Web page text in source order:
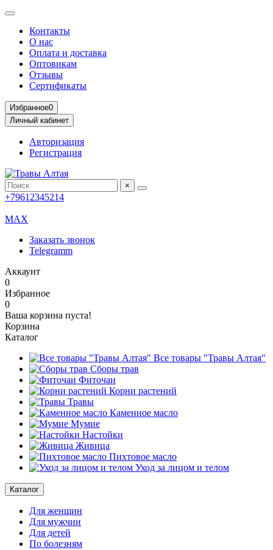
Контакты
О нас
Оплата и доставка
Оптовикам
Отзывы
Сертификаты
Избранное0
Личный кабинет
Авторизация
Регистрация
×
+79612345214
MAX
Заказать звонок
Telegramm
Аккаунт
0
Избранное
0
Ваша корзина пуста!
Корзина
Каталог
Все товары "Травы Алтая"
Cборы трав
Фиточаи
Корни растений
Травы
Каменное масло
Мумие
Настойки
Живица
Пихтовое масло
Уход за лицом и телом
Каталог
Для женщин
Для мужчин
Для детей
По болезням